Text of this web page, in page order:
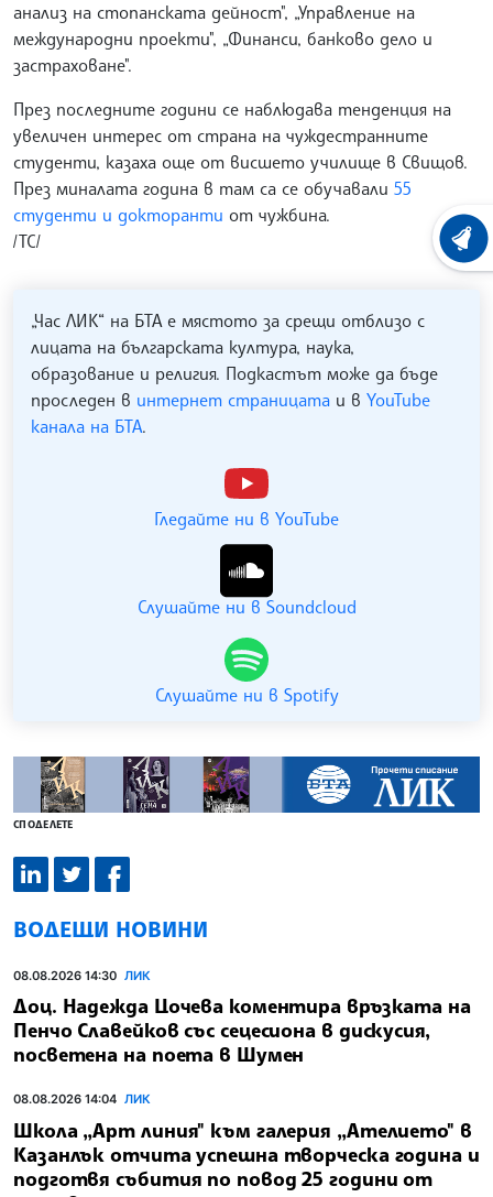
анализ на стопанската дейност", „Управление на
международни проекти", „Финанси, банково дело и
застраховане".
През последните години се наблюдава тенденция на
увеличен интерес от страна на чуждестранните
студенти, казаха още от висшето училище в Свищов.
През миналата година в там са се обучавали 55
студенти и докторанти от чужбина.
/ТС/
„Час ЛИК“ на БТА е мястото за срещи отблизо с
лицата на българската култура, наука,
образование и религия. Подкастът може да бъде
проследен в интернет страницата и в YouTube
канала на БТА.
Гледайте ни в YouTube
Слушайте ни в Soundcloud
Слушайте ни в Spotify
СПОДЕЛЕТЕ
ВОДЕЩИ НОВИНИ
08.08.2026 14:30 ЛИК
Доц. Надежда Цочева коментира връзката на
Пенчо Славейков със сецесиона в дискусия,
посветена на поета в Шумен
08.08.2026 14:04 ЛИК
Школа „Арт линия" към галерия „Ателието" в
Казанлък отчита успешна творческа година и
подготвя събития по повод 25 години от